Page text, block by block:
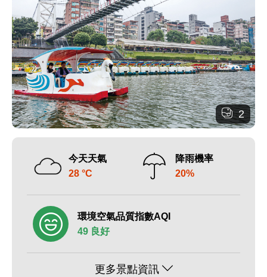
2
今天天氣
28 °C
降雨機率
20%
環境空氣品質指數AQI
49 良好
更多景點資訊